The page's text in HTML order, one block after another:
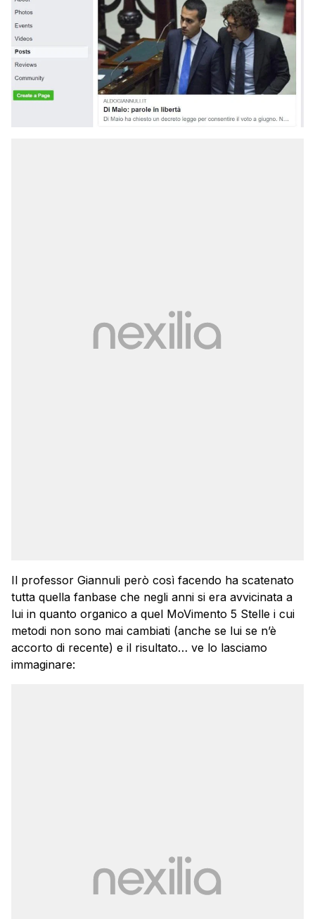
Il professor Giannuli però così facendo ha scatenato
tutta quella fanbase che negli anni si era avvicinata a
lui in quanto organico a quel MoVimento 5 Stelle i cui
metodi non sono mai cambiati (anche se lui se n’è
accorto di recente) e il risultato… ve lo lasciamo
immaginare: